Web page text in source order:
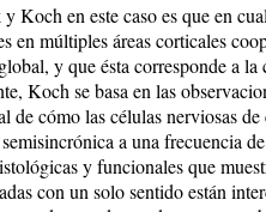
Koch en este caso es que en
en múltiples áreas corticales
y que ésta corresponde a la
Koch se basa en las
cómo las células nerviosas de
a una frecuencia
y funcionales que
con un solo sentido están